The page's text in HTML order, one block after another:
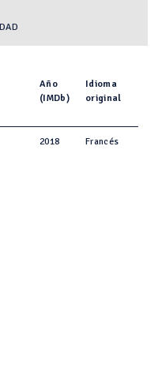
Año
(IMDb)
Idioma
original
2018 Francés